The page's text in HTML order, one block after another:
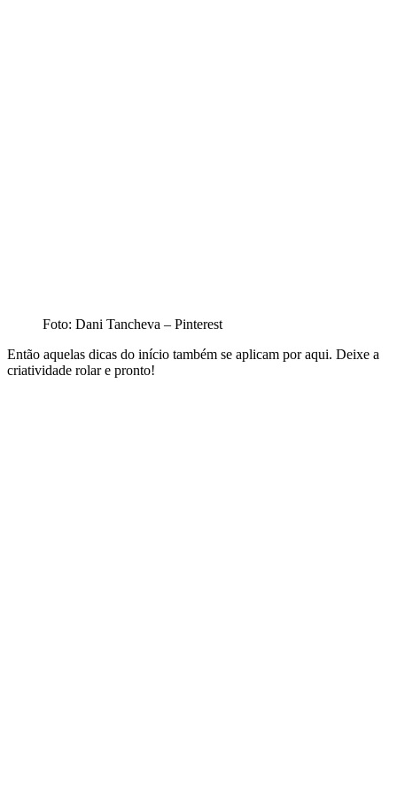
Foto: Dani Tancheva – Pinterest
Então aquelas dicas do início também se aplicam por aqui. Deixe a
criatividade rolar e pronto!